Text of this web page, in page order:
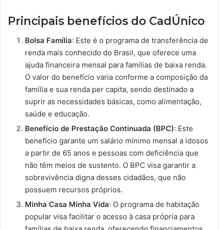
Principais benefícios do CadÚnico
Bolsa Família: Este é o programa de transferência de
renda mais conhecido do Brasil, que oferece uma
ajuda financeira mensal para famílias de baixa renda.
O valor do benefício varia conforme a composição da
família e sua renda per capita, sendo destinado a
suprir as necessidades básicas, como alimentação,
saúde e educação.
Benefício de Prestação Continuada (BPC): Este
benefício garante um salário mínimo mensal a idosos
a partir de 65 anos e pessoas com deficiência que
não têm meios de sustento. O BPC visa garantir a
sobrevivência digna desses cidadãos, que não
possuem recursos próprios.
Minha Casa Minha Vida: O programa de habitação
popular visa facilitar o acesso à casa própria para